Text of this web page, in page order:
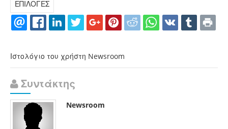
ΕΠΙΛΟΓΕΣ
Ιστολόγιο του χρήστη Newsroom
Συντάκτης
Newsroom